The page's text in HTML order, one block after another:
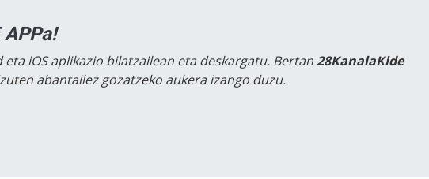
APPa!
iOS aplikazio bilatzailean eta deskargatu. Bertan28KanalaKide
abantailez gozatzeko aukera izango duzu.